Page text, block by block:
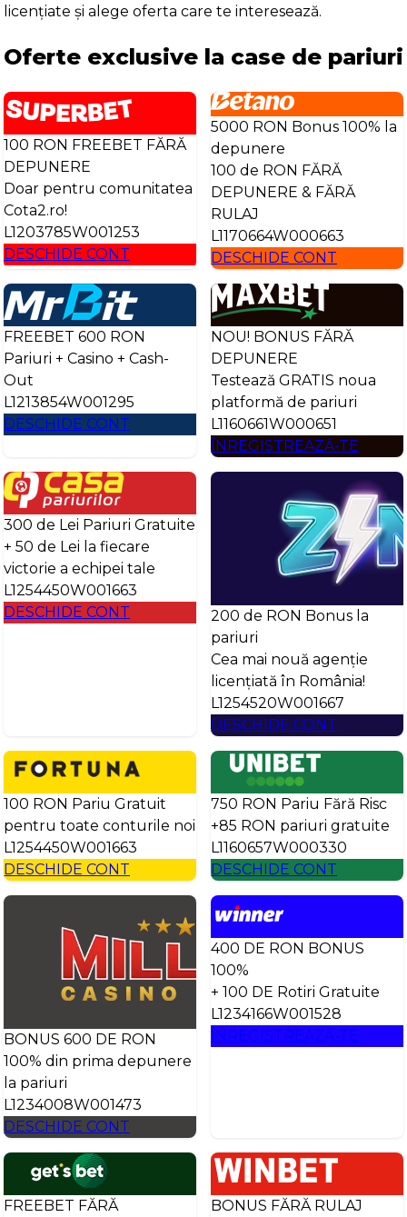
licențiate și alege oferta care te interesează.
Oferte exclusive la case de pariuri
100 RON FREEBET FĂRĂ
DEPUNERE
Doar pentru comunitatea
Cota2.ro!
L1203785W001253
DESCHIDE CONT
5000 RON Bonus 100% la
depunere
100 de RON FĂRĂ
DEPUNERE & FĂRĂ
RULAJ
L1170664W000663
DESCHIDE CONT
FREEBET 600 RON
Pariuri + Casino + Cash-
Out
L1213854W001295
DESCHIDE CONT
NOU! BONUS FĂRĂ
DEPUNERE
Testează GRATIS noua
platformă de pariuri
L1160661W000651
ÎNREGISTREAZĂ-TE
300 de Lei Pariuri Gratuite
+ 50 de Lei la fiecare
victorie a echipei tale
L1254450W001663
DESCHIDE CONT
200 de RON Bonus la
pariuri
Cea mai nouă agenție
licențiată în România!
L1254520W001667
DESCHIDE CONT
100 RON Pariu Gratuit
pentru toate conturile noi
L1254450W001663
DESCHIDE CONT
750 RON Pariu Fără Risc
+85 RON pariuri gratuite
L1160657W000330
DESCHIDE CONT
BONUS 600 DE RON
100% din prima depunere
la pariuri
L1234008W001473
DESCHIDE CONT
400 DE RON BONUS
100%
+ 100 DE Rotiri Gratuite
L1234166W001528
ÎNREGISTREAZĂ-TE
FREEBET FĂRĂ BONUS FĂRĂ RULAJ